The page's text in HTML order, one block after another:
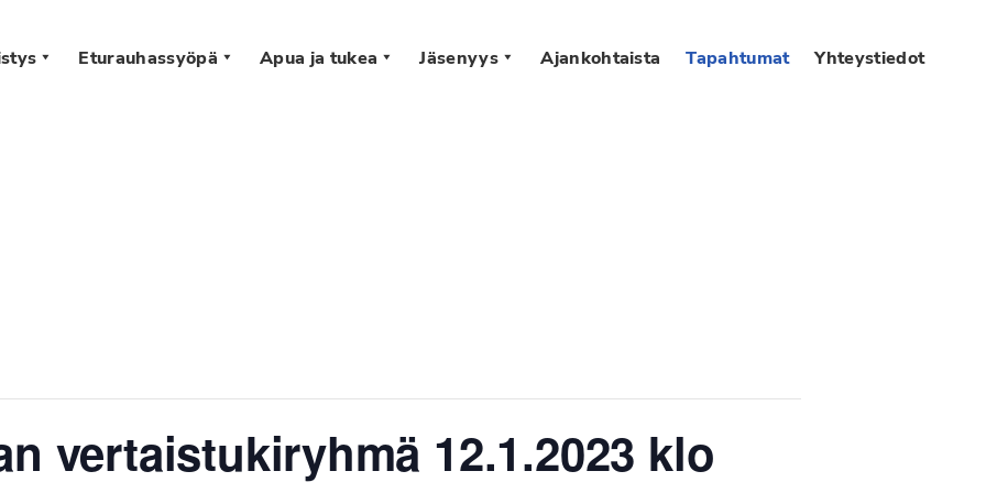
Eturauhassyöpä Apua ja tukea Jäsenyys Ajankohtaista Tapahtumat Yhteystiedot
vertaistukiryhmä 12.1.2023 klo